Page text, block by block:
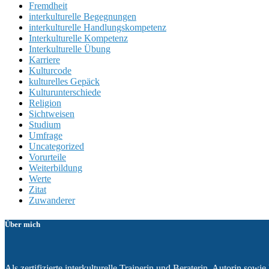
Fremdheit
interkulturelle Begegnungen
interkulturelle Handlungskompetenz
Interkulturelle Kompetenz
Interkulturelle Übung
Karriere
Kulturcode
kulturelles Gepäck
Kulturunterschiede
Religion
Sichtweisen
Studium
Umfrage
Uncategorized
Vorurteile
Weiterbildung
Werte
Zitat
Zuwanderer
Über mich